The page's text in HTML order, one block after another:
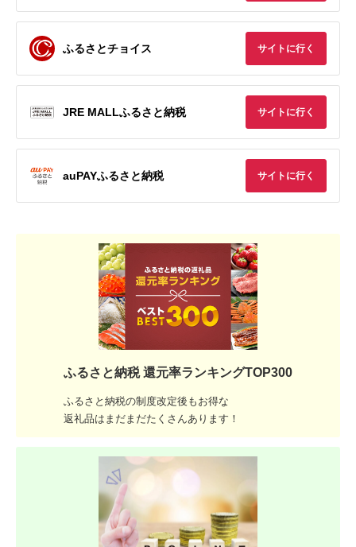
ふるさとチョイス サイトに行く
JRE MALLふるさと納税 サイトに行く
auPAYふるさと納税 サイトに行く
ふるさと納税 還元率ランキングTOP300
ふるさと納税の制度改定後もお得な
返礼品はまだまだたくさんあります！